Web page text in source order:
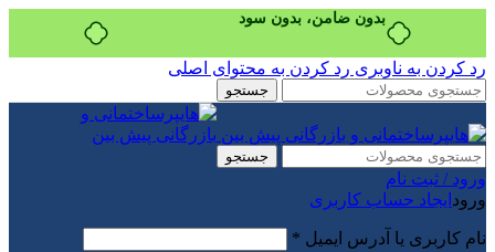
بدون ضامن، بدون سود
رد کردن به ناوبری رد کردن به محتوای اصلی
جستجو
جستجو
ورود / ثبت نام
ورود ایجاد حساب کاربری
نام کاربری یا آدرس ایمیل *